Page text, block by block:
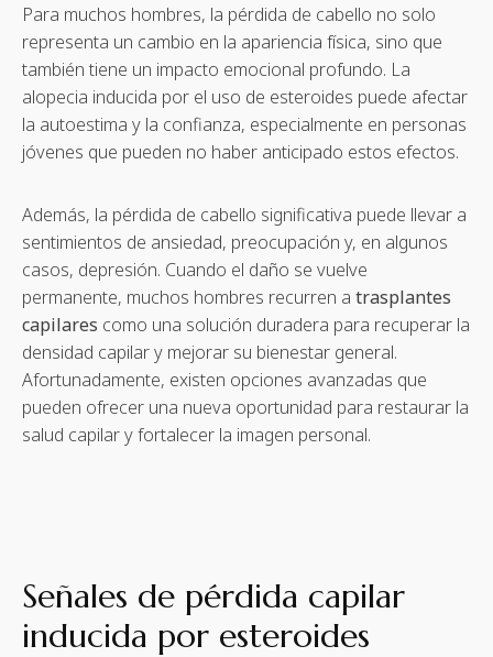
Para muchos hombres, la pérdida de cabello no solo
representa un cambio en la apariencia física, sino que
también tiene un impacto emocional profundo. La
alopecia inducida por el uso de esteroides puede afectar
la autoestima y la confianza, especialmente en personas
jóvenes que pueden no haber anticipado estos efectos.
Además, la pérdida de cabello significativa puede llevar a
sentimientos de ansiedad, preocupación y, en algunos
casos, depresión. Cuando el daño se vuelve
permanente, muchos hombres recurren a trasplantes
capilares como una solución duradera para recuperar la
densidad capilar y mejorar su bienestar general.
Afortunadamente, existen opciones avanzadas que
pueden ofrecer una nueva oportunidad para restaurar la
salud capilar y fortalecer la imagen personal.
Señales de pérdida capilar
inducida por esteroides